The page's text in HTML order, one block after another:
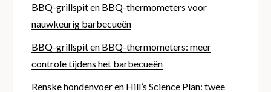
BBQ-grillspit en BBQ-thermometers voor
nauwkeurig barbecueën
BBQ-grillspit en BBQ-thermometers: meer
controle tijdens het barbecueën
Renske hondenvoer en Hill’s Science Plan: twee